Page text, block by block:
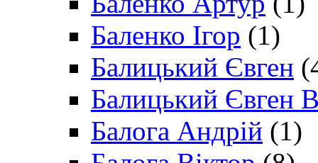
Баленко Ігор (1)
Балицький Євген
Балицький Євген
Балога Андрій (1)